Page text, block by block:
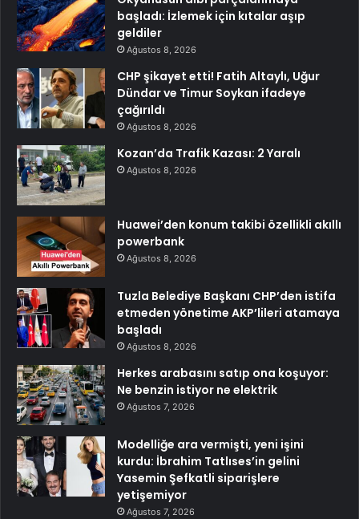
başladı: İzlemek için kıtalar aşıp
geldiler
Ağustos 8, 2026
CHP şikayet etti! Fatih Altaylı, Uğur
Dündar ve Timur Soykan ifadeye
çağırıldı
Ağustos 8, 2026
Kozan’da Trafik Kazası: 2 Yaralı
Ağustos 8, 2026
Huawei’den konum takibi özellikli akıllı
powerbank
Ağustos 8, 2026
Tuzla Belediye Başkanı CHP’den istifa
etmeden yönetime AKP’lileri atamaya
başladı
Ağustos 8, 2026
Herkes arabasını satıp ona koşuyor:
Ne benzin istiyor ne elektrik
Ağustos 7, 2026
Modelliğe ara vermişti, yeni işini
kurdu: İbrahim Tatlıses’in gelini
Yasemin Şefkatli siparişlere
yetişemiyor
Ağustos 7, 2026